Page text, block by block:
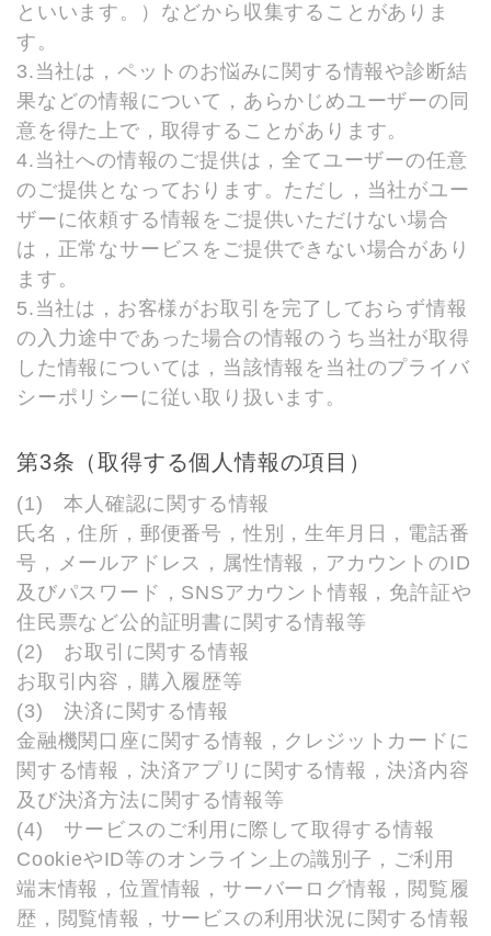
といいます。）などから収集することがありま
す。
3.当社は，ペットのお悩みに関する情報や診断結
果などの情報について，あらかじめユーザーの同
意を得た上で，取得することがあります。
4.当社への情報のご提供は，全てユーザーの任意
のご提供となっております。ただし，当社がユー
ザーに依頼する情報をご提供いただけない場合
は，正常なサービスをご提供できない場合があり
ます。
5.当社は，お客様がお取引を完了しておらず情報
の入力途中であった場合の情報のうち当社が取得
した情報については，当該情報を当社のプライバ
シーポリシーに従い取り扱います。
第3条（取得する個人情報の項目）
(1) 本人確認に関する情報
氏名，住所，郵便番号，性別，生年月日，電話番
号，メールアドレス，属性情報，アカウントのID
及びパスワード，SNSアカウント情報，免許証や
住民票など公的証明書に関する情報等
(2) お取引に関する情報
お取引内容，購入履歴等
(3) 決済に関する情報
金融機関口座に関する情報，クレジットカードに
関する情報，決済アプリに関する情報，決済内容
及び決済方法に関する情報等
(4) サービスのご利用に際して取得する情報
CookieやID等のオンライン上の識別子，ご利用
端末情報，位置情報，サーバーログ情報，閲覧履
歴，閲覧情報，サービスの利用状況に関する情報